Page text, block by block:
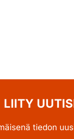
LIITY
tiedon